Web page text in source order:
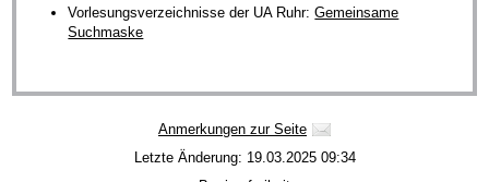
Vorlesungsverzeichnisse der UA Ruhr:Gemeinsame
Suchmaske
Anmerkungen zur Seite
Letzte Änderung: 19.03.2025 09:34